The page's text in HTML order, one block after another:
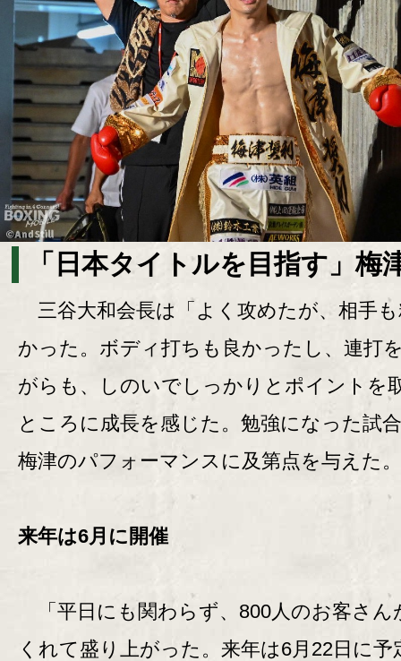
「日本タイトルを目指す」梅
三谷大和会長は「よく攻めたが、相手
かった。ボディ打ちも良かったし、連打
がらも、しのいでしっかりとポイントを
ところに成長を感じた。勉強になった試
梅津のパフォーマンスに及第点を与えた。
来年は6月に開催
「平日にも関わらず、800人のお客さん
くれて盛り上がった。来年は6月22日に予